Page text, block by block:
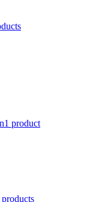
1 product
products